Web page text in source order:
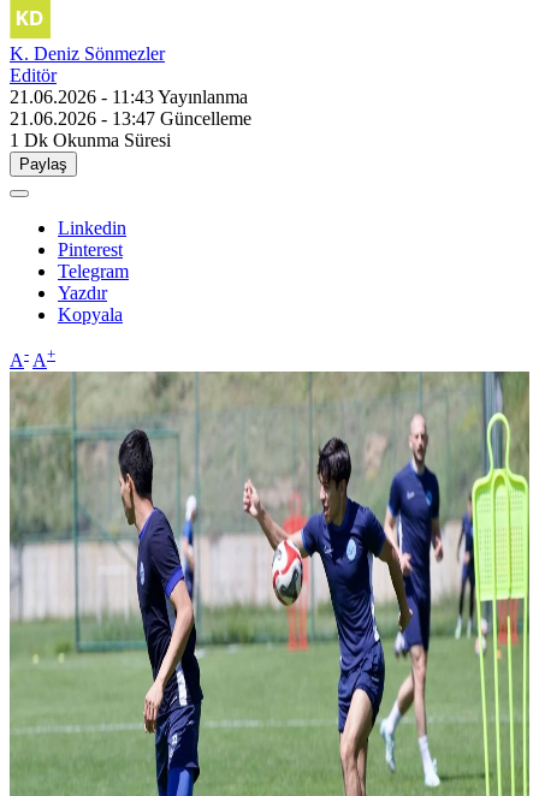
K. Deniz Sönmezler
Editör
21.06.2026 - 11:43Yayınlanma
21.06.2026 - 13:47 Güncelleme
1 Dk Okunma Süresi
Paylaş
Linkedin
Pinterest
Telegram
Yazdır
Kopyala
A- A+